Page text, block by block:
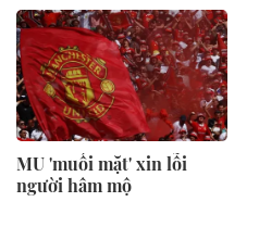
MU 'muối mặt' xin lỗi
người hâm mộ